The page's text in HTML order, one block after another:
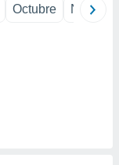
Octubre